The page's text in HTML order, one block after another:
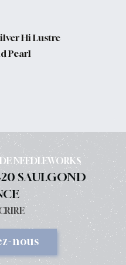
Hi Lustre
Pearl
NEEDLEWORKS
SAULGOND
nous